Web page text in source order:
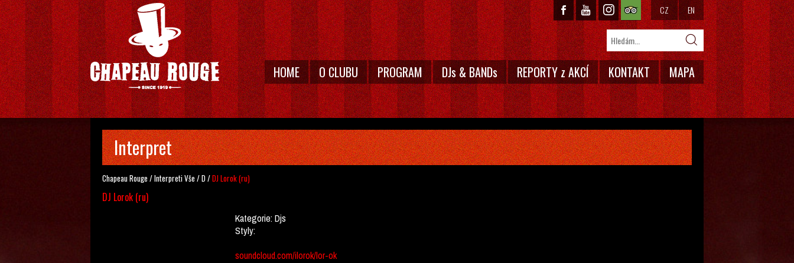
HOME O CLUBU PROGRAM DJs & BANDs REPORTY z AKCÍ KONTAKT MAPA
CZ EN
Interpret
Chapeau Rouge /InterpretiVše /D/DJ Lorok (ru)
DJ Lorok (ru)
Kategorie:Djs
Styly:
soundcloud.com/ilorok/lor-ok